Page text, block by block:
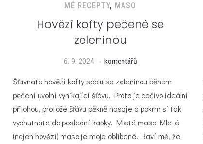
MÉ RECEPTY, MASO
Hovězí kofty pečené se
zeleninou
6. 9. 2024 komentářů
Šťavnaté hovězí kofty spolu se zeleninou během
pečení uvolní vynikající šťávu. Proto je pečivo ideální
přílohou, protože šťávu pěkně nasaje a pokrm si tak
vychutnáte do poslední kapky. Mleté maso Mleté
(nejen hovězí) maso je moje oblíbené. Baví mě, že